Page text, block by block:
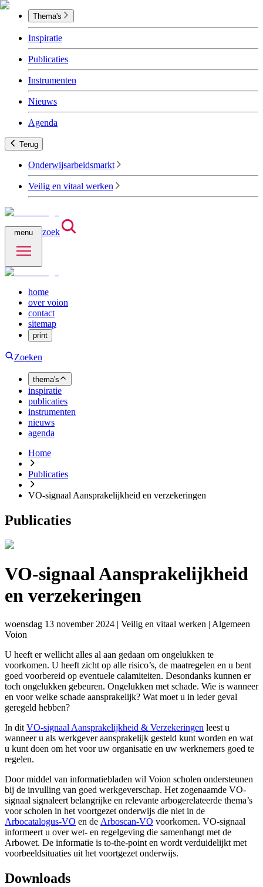
Thema's
Inspiratie
Publicaties
Instrumenten
Nieuws
Agenda
Terug
Onderwijsarbeidsmarkt
Veilig en vitaal werken
menu zoek
home
over voion
contact
sitemap
print
Zoeken
thema's
inspiratie
publicaties
instrumenten
nieuws
agenda
Home
Publicaties
VO-signaal Aansprakelijkheid en verzekeringen
Publicaties
VO-signaal Aansprakelijkheid
en verzekeringen
woensdag 13 november 2024 | Veilig en vitaal werken | Algemeen
Voion
U heeft er wellicht alles al aan gedaan om ongelukken te
voorkomen. U heeft zicht op alle risico’s, de maatregelen en u bent
goed voorbereid op eventuele calamiteiten. Desondanks kunnen er
toch ongelukken gebeuren. Ongelukken met schade. Wie is wanneer
en voor welke schade aansprakelijk? Wat moet u in ieder geval
geregeld hebben?
In dit VO-signaal Aansprakelijkheid & Verzekeringen leest u
wanneer u als werkgever aansprakelijk gesteld kunt worden en wat
u kunt doen om het voor uw organisatie en uw werknemers goed te
regelen.
Door middel van informatiebladen wil Voion scholen ondersteunen
bij de invulling van goed werkgeverschap. Het zogenaamde VO-
signaal signaleert belangrijke en relevante arbogerelateerde thema’s
voor scholen in het voortgezet onderwijs die niet in de
Arbocatalogus-VO en de Arboscan-VO voorkomen. VO-signaal
informeert u over wet- en regelgeving die samenhangt met de
Arbowet. De informatie is to-the-point en wordt verduidelijkt met
voorbeeldsituaties uit het voortgezet onderwijs.
Downloads